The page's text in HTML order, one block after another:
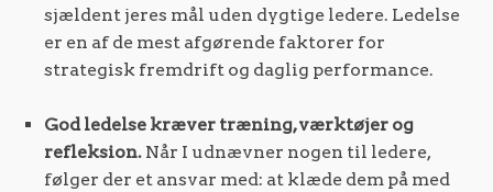
sjældent jeres mål uden dygtige ledere. Ledelse
er en af de mest afgørende faktorer for
strategisk fremdrift og daglig performance.
God ledelse kræver træning, værktøjer og
refleksion. Når I udnævner nogen til ledere,
følger der et ansvar med: at klæde dem på med